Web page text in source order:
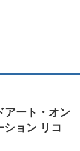
アート・オン
ション リコ